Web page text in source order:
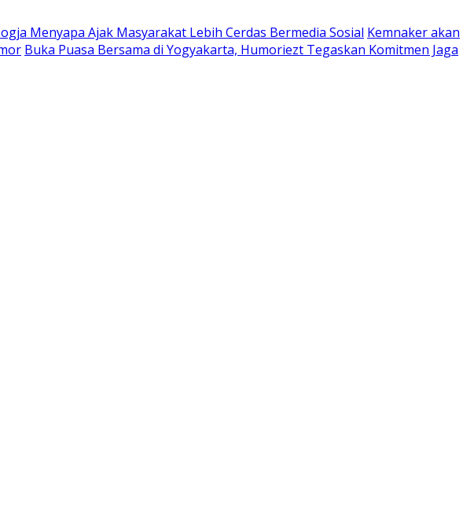
Menyapa Ajak Masyarakat Lebih Cerdas Bermedia Sosial Kemnaker akan
Buka Puasa Bersama di Yogyakarta, Humoriezt Tegaskan Komitmen Jaga